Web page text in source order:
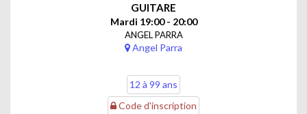
GUITARE
Mardi 19:00 - 20:00
ANGEL PARRA
Angel Parra
12 à 99 ans
Code d'inscription